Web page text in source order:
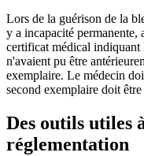
Lors de la guérison de la
y a incapacité
certificat médical indiquant
n'avaient pu être
exemplaire. Le médecin
second exemplaire doit
Des outils utiles
réglementation